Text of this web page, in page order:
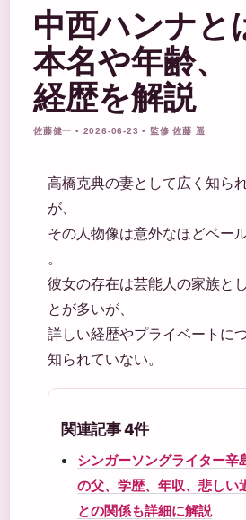
中西ハンナと
本名や年齢、
経歴を解説
佐藤健一 • 2026-06-23 • 監修 佐藤 遥
高橋克典の妻として広く知ら
が、
その人物像は意外なほどベー
。
彼女の存在は芸能人の家族と
とが多いが、
詳しい経歴やプライベートに
知られていない。
関連記事 4件
シンガーソングライター辛
の父、学歴、年収、悲しい
との関係も詳細に解説